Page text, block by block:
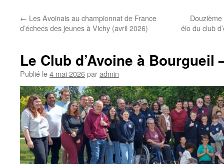
← Les Avoinais au championnat de France
d’échecs des jeunes à Vichy (avril 2026)
élo du club
Le Club d’Avoine à Bourgueil
Publié le4 mai 2026paradmin